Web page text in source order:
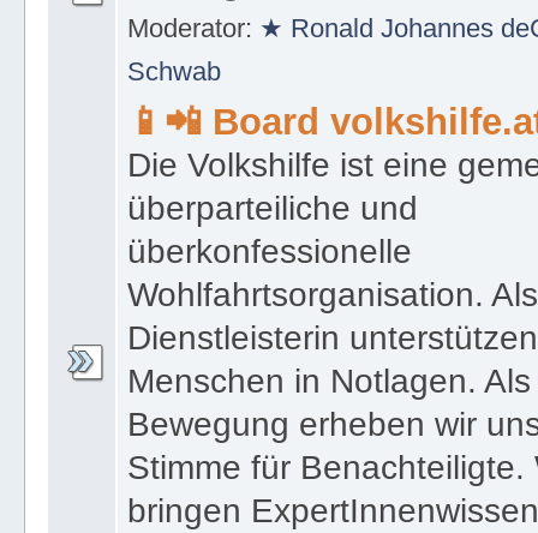
Moderator: ★ Ronald Johannes
Schwab
📱📲 Board
Die Volkshilfe ist eine
überparteiliche und
überkonfessionelle
Wohlfahrtsorganisation.
Dienstleisterin
Menschen in Notlagen.
Bewegung erheben wir
Stimme für Benachteiligte.
bringen